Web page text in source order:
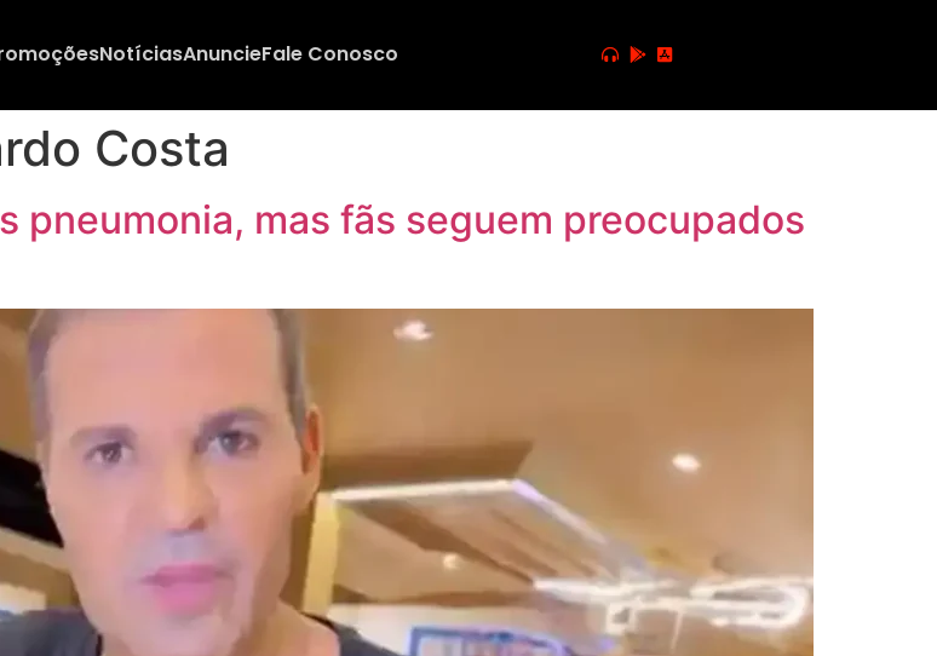
NotíciasAnuncieFale Conosco
Costa
pneumonia, mas fãs seguem preocupados